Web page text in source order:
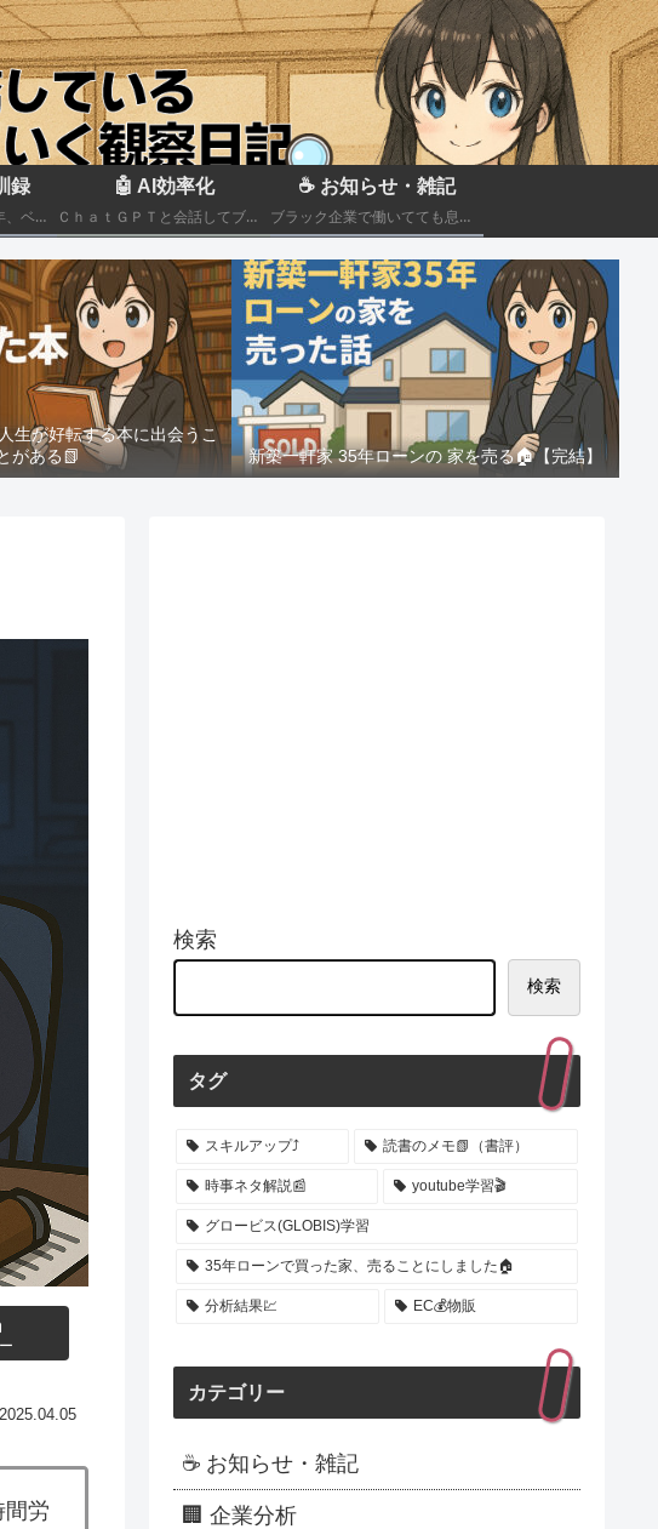
録
ブラック企業に勤続15年、ベテランエリート社畜サラリーマンの経験を活かした日記です📗
🤖 AI効率化
ＣｈａｔＧＰＴと会話してブラック企業での疲れを癒やしたり、自己成長のための知見を広げる💻
☕ お知らせ・雑記
ブラック企業で働いてても息抜きしたい。。。
生が好転する本に出会うこ
がある📗
新築一軒家 35年ローンの 家を売る🏠️【完結】
2025.04.05
間労
検索
検索
タグ
スキルアップ⤴️ 読書のメモ📗（書評）
時事ネタ解説📰 youtube学習🎬
グロービス(GLOBIS)学習
35年ローンで買った家、売ることにしました🏠
分析結果💹 EC💰️物販
カテゴリー
☕ お知らせ・雑記
🏢 企業分析